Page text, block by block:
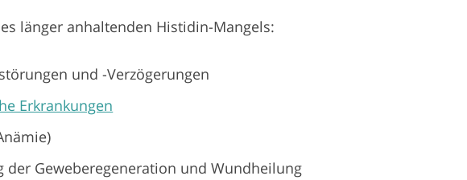
länger anhaltenden Histidin-Mangels:
und -Verzögerungen
Erkrankungen
der Geweberegeneration und Wundheilung